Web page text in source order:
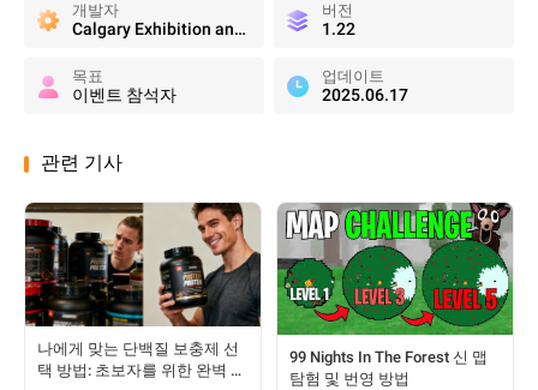
개발자
Calgary Exhibition and Stampede Limited
버전
1.22
목표
이벤트 참석자
업데이트
2025.06.17
관련 기사
나에게 맞는 단백질 보충제 선
택 방법: 초보자를 위한 완벽 가
99 Nights In The Forest 신 맵
탐험 및 번영 방법